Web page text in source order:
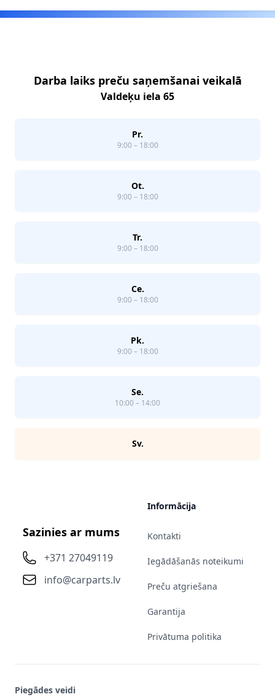
Darba laiks preču saņemšanai veikalā
Valdeķu iela 65
Pr.
9:00 – 18:00
Ot.
9:00 – 18:00
Tr.
9:00 – 18:00
Ce.
9:00 – 18:00
Pk.
9:00 – 18:00
Se.
10:00 – 14:00
Sv.
Sazinies ar mums
+371 27049119
info@carparts.lv
Informācija
Kontakti
Iegādāšanās noteikumi
Preču atgriešana
Garantija
Privātuma politika
Piegādes veidi